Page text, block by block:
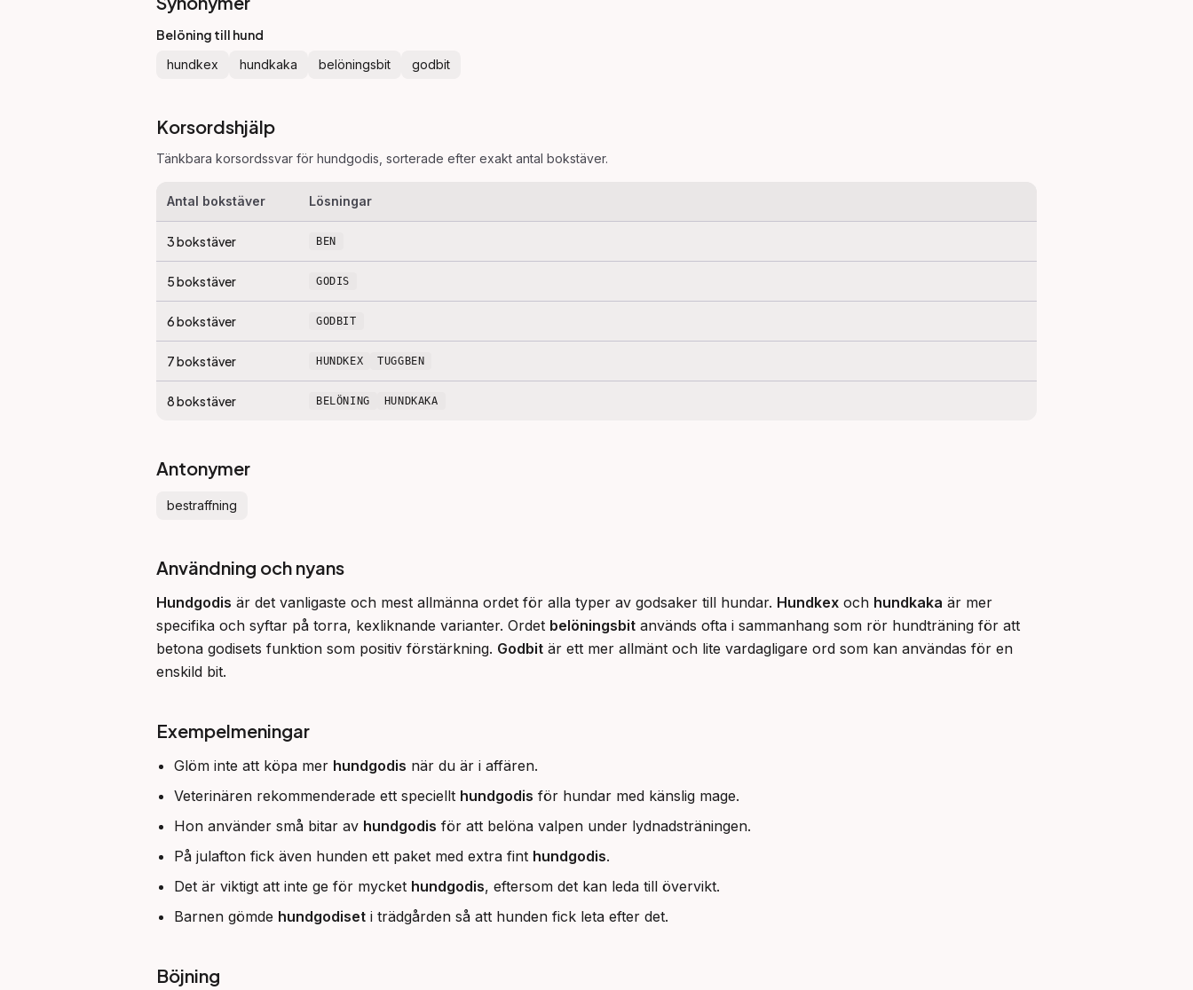
Belöning till hund
hundkex hundkaka belöningsbit godbit
Korsordshjälp
Tänkbara korsordssvar för hundgodis , sorterade efter exakt antal bokstäver.
Antal bokstäver Lösningar
3bokstäver BEN
5bokstäver GODIS
6bokstäver GODBIT
7bokstäver HUNDKEX TUGGBEN
8bokstäver BELÖNING HUNDKAKA
Antonymer
bestraffning
Användning och nyans
Hundgodis är det vanligaste och mest allmänna ordet för alla typer av godsaker till hundar. Hundkex och hundkaka är mer
specifika och syftar på torra, kexliknande varianter. Ordet belöningsbit används ofta i sammanhang som rör hundträning för att
betona godisets funktion som positiv förstärkning. Godbit är ett mer allmänt och lite vardagligare ord som kan användas för en
enskild bit.
Exempelmeningar
Glöm inte att köpa mer hundgodis när du är i affären.
Veterinären rekommenderade ett speciellt hundgodis för hundar med känslig mage.
Hon använder små bitar av hundgodis för att belöna valpen under lydnadsträningen.
På julafton fick även hunden ett paket med extra fint hundgodis.
Det är viktigt att inte ge för mycket hundgodis, eftersom det kan leda till övervikt.
Barnen gömde hundgodiset i trädgården så att hunden fick leta efter det.
Böjning